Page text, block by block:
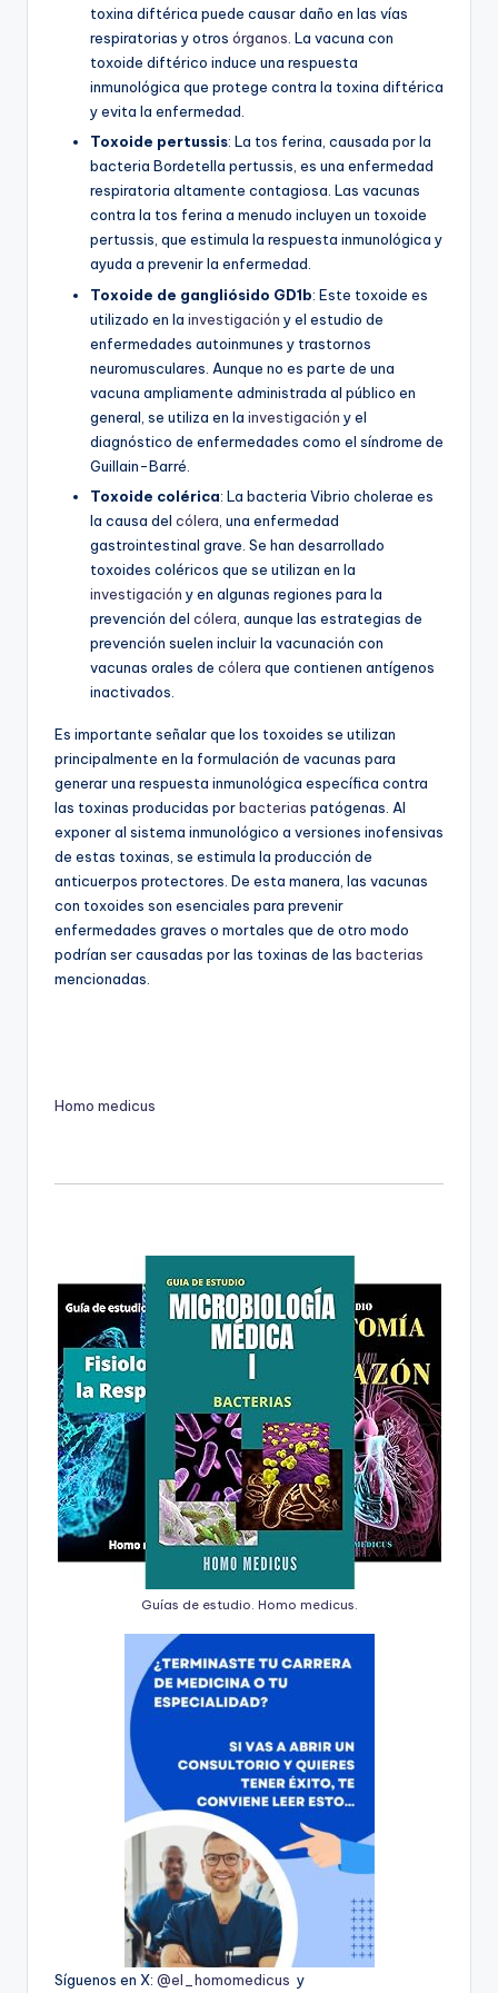
toxina diftérica puede causar daño en las vías
respiratorias y otros órganos. La vacuna con
toxoide diftérico induce una respuesta
inmunológica que protege contra la toxina diftérica
y evita la enfermedad.
Toxoide pertussis: La tos ferina, causada por la
bacteria Bordetella pertussis, es una enfermedad
respiratoria altamente contagiosa. Las vacunas
contra la tos ferina a menudo incluyen un toxoide
pertussis, que estimula la respuesta inmunológica y
ayuda a prevenir la enfermedad.
Toxoide de gangliósido GD1b: Este toxoide es
utilizado en la investigación y el estudio de
enfermedades autoinmunes y trastornos
neuromusculares. Aunque no es parte de una
vacuna ampliamente administrada al público en
general, se utiliza en la investigación y el
diagnóstico de enfermedades como el síndrome de
Guillain-Barré.
Toxoide colérica: La bacteria Vibrio cholerae es
la causa del cólera , una enfermedad
gastrointestinal grave. Se han desarrollado
toxoides coléricos que se utilizan en la
investigación y en algunas regiones para la
prevención del cólera , aunque las estrategias de
prevención suelen incluir la vacunación con
vacunas orales de cólera que contienen antígenos
inactivados.
Es importante señalar que los toxoides se utilizan
principalmente en la formulación de vacunas para
generar una respuesta inmunológica específica contra
las toxinas producidas porbacterias patógenas. Al
exponer al sistema inmunológico a versiones inofensivas
de estas toxinas, se estimula la producción de
anticuerpos protectores. De esta manera, las vacunas
con toxoides son esenciales para prevenir
enfermedades graves o mortales que de otro modo
podrían ser causadas por las toxinas de las bacterias
mencionadas.
Homo medicus
Guías de estudio. Homo medicus.
Síguenos en X: @el_homomedicus y